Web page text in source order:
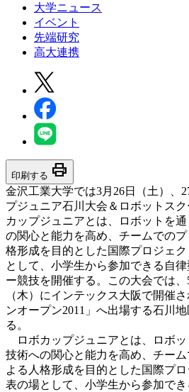
大学ニュース
イベント
先端研究
高大連携
印刷する print
金沢工業大学では3月26日（土）、
プジュニア石川大会＆ロボットス
カップジュニアとは、ロボットを
の関心と能力を高め、チームでの
格形成を目的とした国際プロジェ
として、小学生から参加できる自
ー競技を開催する。この大会では、
（木）にインテックス大阪で開催
ンオープン2011」へ出場する石川
る。
ロボカップジュニアとは、ロボ
技術への関心と能力を高め、チー
よる人格形成を目的とした国際プ
表の場として、小学生から参加で